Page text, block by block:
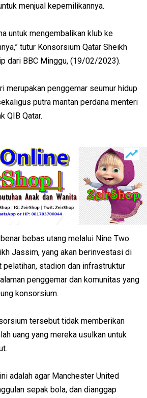
menjual kepemilikannya.
untuk mengembalikan klub ke
tutur Konsorsium Qatar Sheikh
dari BBC Minggu, (19/02/2023).
merupakan penggemar seumur hidup
putra mantan perdana menteri
QIB Qatar.
bebas utang melalui Nine Two
Jassim, yang akan berinvestasi di
stadion dan infrastruktur
penggemar dan komunitas yang
konsorsium.
tersebut tidak memberikan
uang yang mereka usulkan untuk
adalah agar Manchester United
sepak bola, dan dianggap